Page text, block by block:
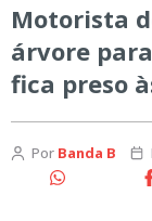
Motorista
árvore
fica preso
Por Banda B